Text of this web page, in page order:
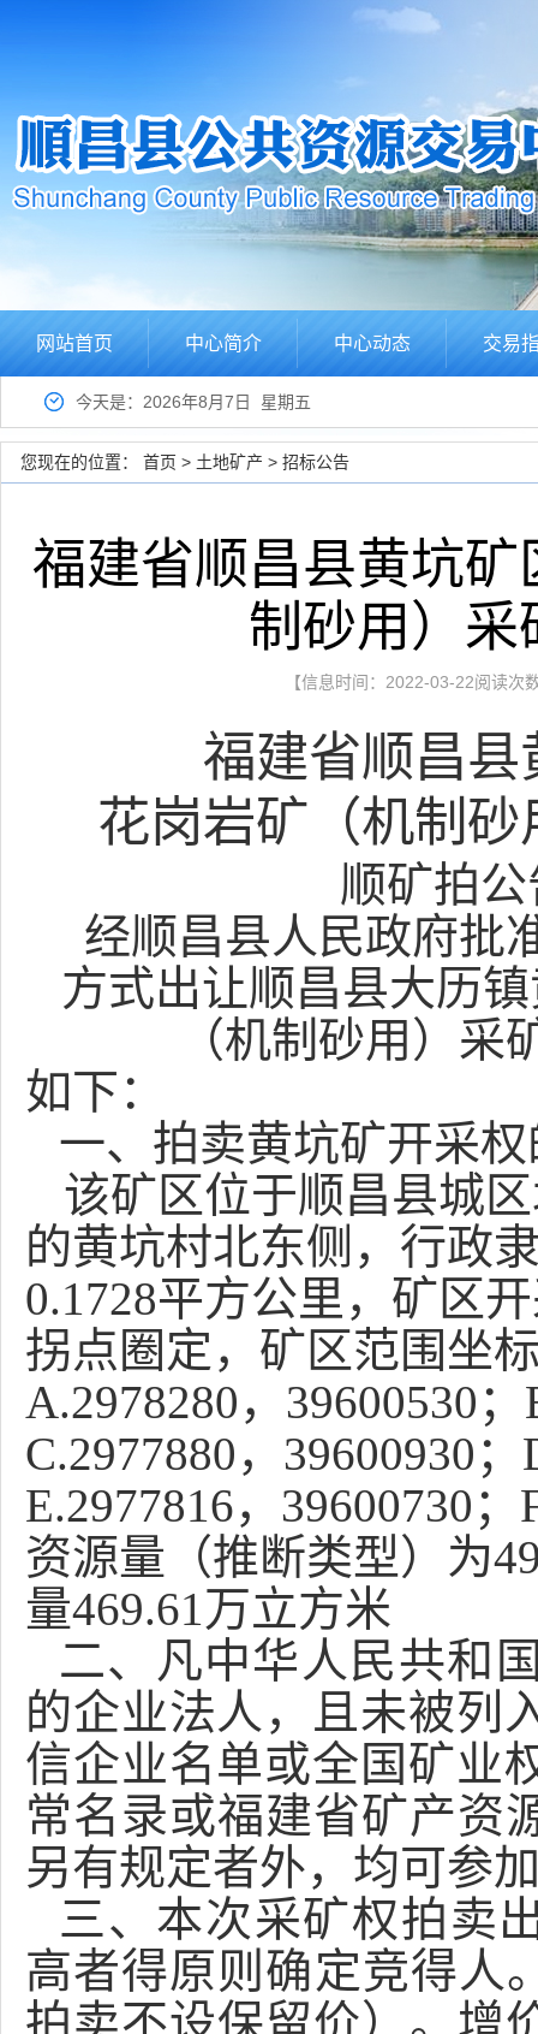
网站首页 中心简介 中心动态 交易
今天是：2026年8月7日 星期五
您现在的位置： 首页 > 土地矿产 > 招标公告
福建省顺昌县黄坑
制砂用）采
【信息时间：2022-03-22阅读次
福建省顺昌
花岗岩矿（机制
顺矿拍公
经顺昌县人民政府批
方式出让顺昌县大历镇
（机制砂用）采
如下：
一、 拍卖黄坑矿开采权
该矿区位于顺昌县城
的黄坑村北东侧，行政
0.1728平方公里，矿区
拐点圈定，矿区范围坐
A.2978280，39600530
C.2977880，39600930
E.2977816，39600730
资源量（推断类型）为
量469.61万立方米
二、
凡中华人民共和
的企业法人，且未被列
信企业名单或全国矿业
常名录或福建省矿产资
另有规定者外，均可参
三、 本次采矿权拍卖
高者得原则确定竞得人
拍卖不设保留价）。增